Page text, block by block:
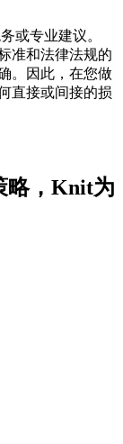
或专业建议。
准和法律法规的
。因此，在您做
直接或间接的损
略，Knit为